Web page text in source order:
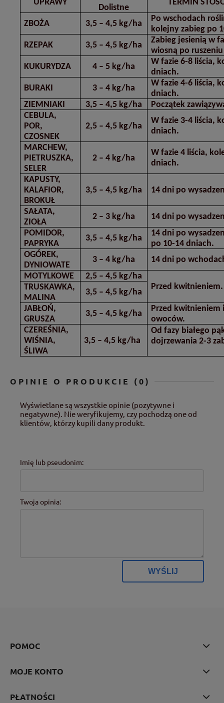
UPRAWY
Dolistne
TERMIN
ZBOŻA 3,5 – 4,5 kg/ha
Po wschodach
kolejny zabieg po
RZEPAK
3,5 – 4,5 kg/ha
Zabieg jesienią w
wiosną po
KUKURYDZA
4 – 5 kg/ha
W fazie 6-8 liścia,
dniach.
BURAKI
3 – 4 kg/ha
W fazie 4-6 liścia,
dniach.
ZIEMNIAKI
3,5 – 4,5 kg/ha
Początek
CEBULA,
POR,
CZOSNEK
2,5 – 4,5 kg/ha
W fazie 3-4 liścia,
dniach.
MARCHEW,
PIETRUSZKA,
SELER
2 – 4 kg/ha
W fazie 4 liścia,
dniach.
KAPUSTY,
KALAFIOR,
BROKUŁ
3,5 – 4,5 kg/ha 14 dni po
SAŁATA,
ZIOŁA
2 – 3 kg/ha
14 dni po
POMIDOR,
PAPRYKA
3,5 – 4,5 kg/ha
14 dni po
po 10-14 dniach.
OGÓREK,
DYNIOWATE
3 – 4 kg/ha
14 dni po
MOTYLKOWE
2,5 – 4,5 kg/ha
Przed kwitnieniem.
TRUSKAWKA,
MALINA
3,5 – 4,5 kg/ha
JABŁOŃ,
GRUSZA
3,5 – 4,5 kg/ha
Przed kwitnieniem
owoców.
CZEREŚNIA,
WIŚNIA,
ŚLIWA
3,5 – 4,5 kg/ha
Od fazy białego
dojrzewania 2-3
OPINIE O PRODUKCIE (0)
Wyświetlane są wszystkie opinie (pozytywne i
negatywne). Nie weryfikujemy, czy pochodzą one od
klientów, którzy kupili dany produkt.
Imię lub pseudonim:
Twoja opinia:
WYŚLIJ
POMOC
MOJE KONTO
PŁATNOŚCI